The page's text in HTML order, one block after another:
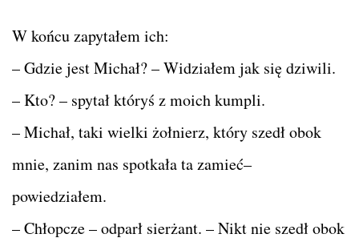
W końcu zapytałem ich:
– Gdzie jest Michał? – Widziałem jak się dziwili.
– Kto? – spytał któryś z moich kumpli.
– Michał, taki wielki żołnierz, który szedł obok
mnie, zanim nas spotkała ta zamieć–
powiedziałem.
– Chłopcze – odparł sierżant. – Nikt nie szedł obok